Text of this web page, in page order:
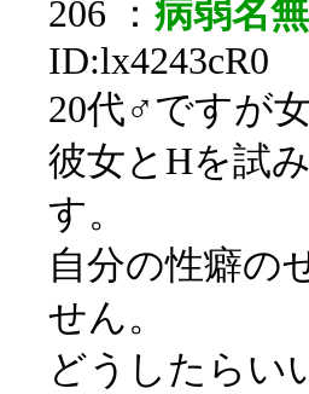
206 ： 病弱名
ID:lx4243cR0
20代♂ですが
彼女とHを試
す。
自分の性癖の
せん。
どうしたらい